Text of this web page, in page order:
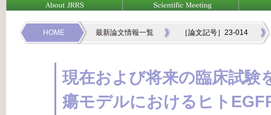
HOME 最新論文情報一覧 ［論文記号］23-014
現在および将来の臨床試験
瘍モデルにおけるヒト